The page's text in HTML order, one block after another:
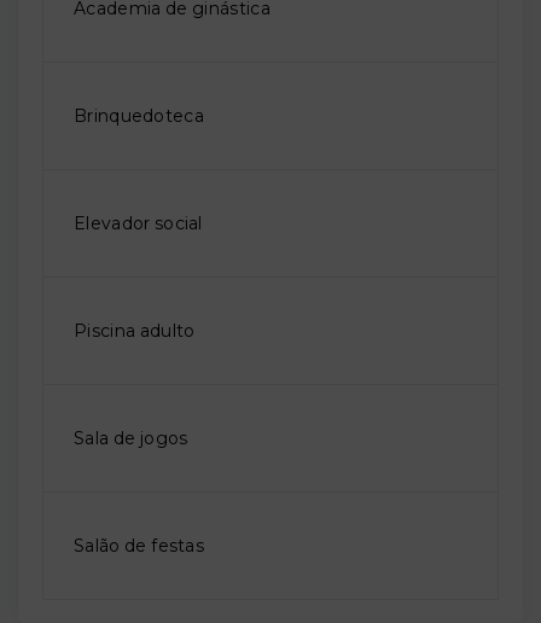
Academia de ginástica
Brinquedoteca
Elevador social
Piscina adulto
Sala de jogos
Salão de festas